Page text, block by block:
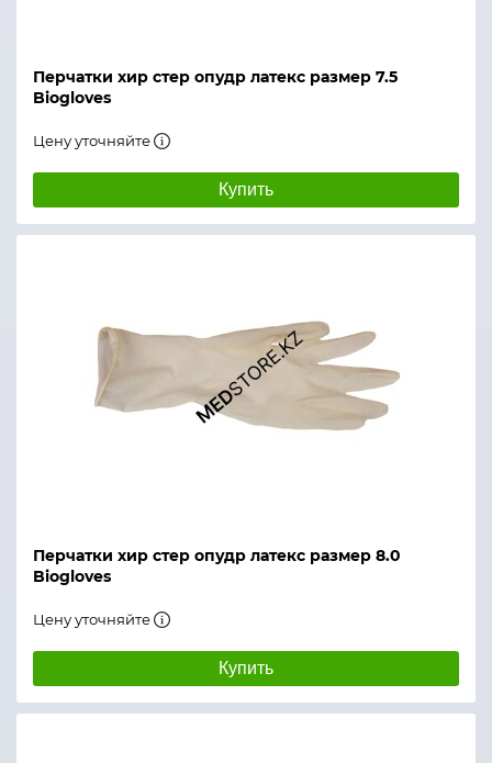
Перчатки хир стер опудр латекс размер 7.5
Biogloves
Цену уточняйте
Купить
Перчатки хир стер опудр латекс размер 8.0
Biogloves
Цену уточняйте
Купить